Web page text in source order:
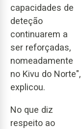
capacidades de
deteção
continuarem a
ser reforçadas,
nomeadamente
no Kivu do Norte",
explicou.
No que diz
respeito ao